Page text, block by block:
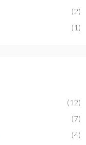
(2)
(1)
(12)
(7)
(4)